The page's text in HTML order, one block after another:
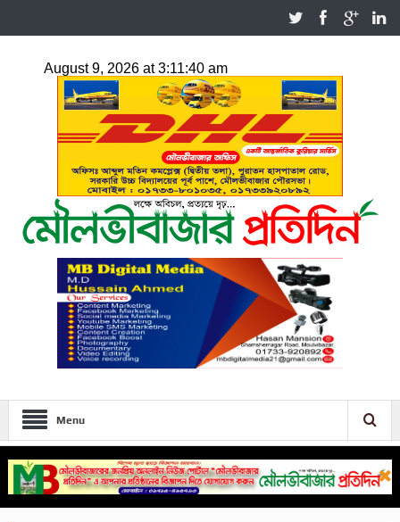
Menu